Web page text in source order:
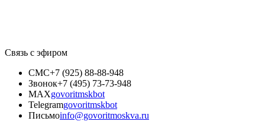
Связь с эфиром
СМС+7 (925) 88-88-948
Звонок+7 (495) 73-73-948
MAXgovoritmskbot
Telegramgovoritmskbot
Письмоinfo@govoritmoskva.ru